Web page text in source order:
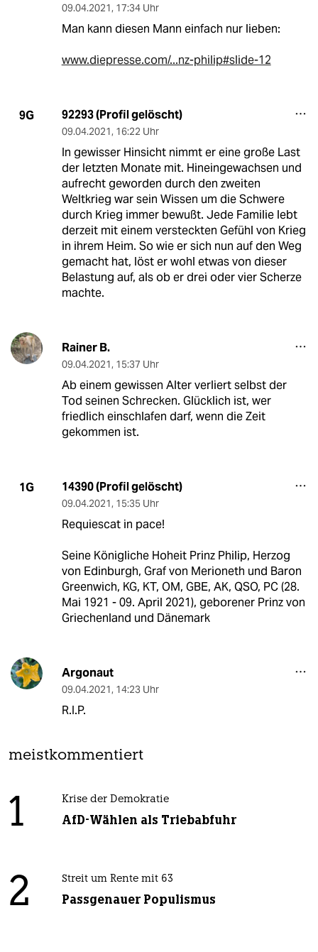
09.04.2021, 17:34 Uhr
Man kann diesen Mann einfach nur lieben:
www.diepresse.com/...nz-philip#slide-12
9G 92293 (Profil gelöscht)
09.04.2021, 16:22 Uhr
In gewisser Hinsicht nimmt er eine große Last
der letzten Monate mit. Hineingewachsen und
aufrecht geworden durch den zweiten
Weltkrieg war sein Wissen um die Schwere
durch Krieg immer bewußt. Jede Familie lebt
derzeit mit einem versteckten Gefühl von Krieg
in ihrem Heim. So wie er sich nun auf den Weg
gemacht hat, löst er wohl etwas von dieser
Belastung auf, als ob er drei oder vier Scherze
machte.
Rainer B.
09.04.2021, 15:37 Uhr
Ab einem gewissen Alter verliert selbst der
Tod seinen Schrecken. Glücklich ist, wer
friedlich einschlafen darf, wenn die Zeit
gekommen ist.
1G 14390 (Profil gelöscht)
09.04.2021, 15:35 Uhr
Requiescat in pace!
Seine Königliche Hoheit Prinz Philip, Herzog
von Edinburgh, Graf von Merioneth und Baron
Greenwich, KG, KT, OM, GBE, AK, QSO, PC (28.
Mai 1921 - 09. April 2021), geborener Prinz von
Griechenland und Dänemark
Argonaut
09.04.2021, 14:23 Uhr
R.I.P.
meistkommentiert
1 Krise der Demokratie
AfD-Wählen als Triebabfuhr
2 Streit um Rente mit 63
Passgenauer Populismus